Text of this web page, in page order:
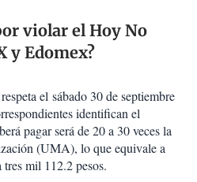
violar el Hoy No
y Edomex?
el sábado 30 de septiembre
identifican el
pagar será de 20 a 30 veces la
(UMA), lo que equivale a
mil 112.2 pesos.